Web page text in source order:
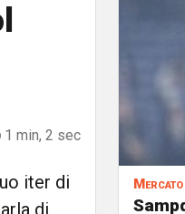
1 min, 2 sec
iter di
di
Mercato